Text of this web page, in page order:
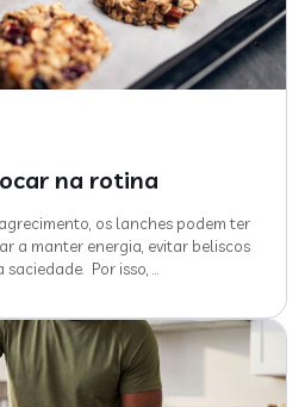
na rotina
os lanches podem ter
a manter energia, evitar beliscos
saciedade. Por isso,